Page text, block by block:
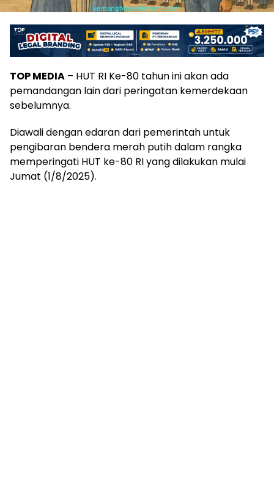
TOP MEDIA – HUT RI Ke-80 tahun ini akan ada
pemandangan lain dari peringatan kemerdekaan
sebelumnya.
Diawali dengan edaran dari pemerintah untuk
pengibaran bendera merah putih dalam rangka
memperingati HUT ke-80 RI yang dilakukan mulai
Jumat (1/8/2025).